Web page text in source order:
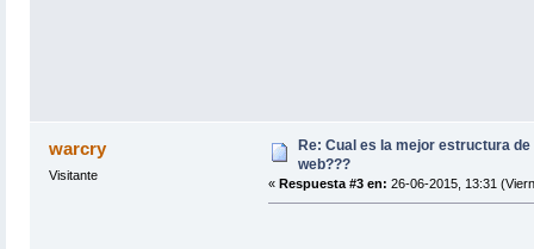
warcry
Visitante
Re: Cual es la mejor estructura
web???
« Respuesta #3 en: 26-06-2015, 13:31